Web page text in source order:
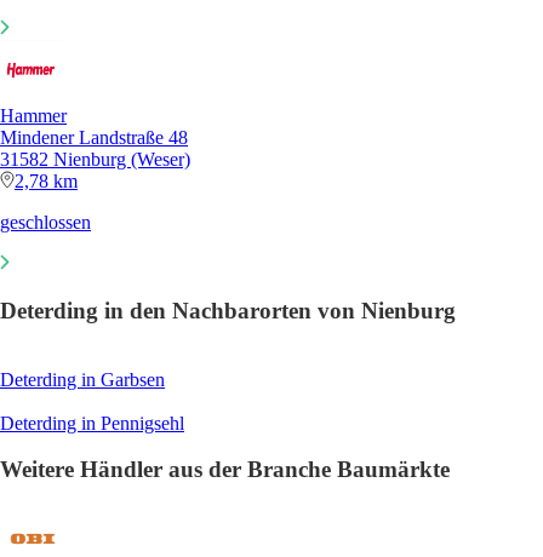
Hammer
Mindener Landstraße 48
31582 Nienburg (Weser)
2,78 km
geschlossen
Deterding in den Nachbarorten von Nienburg
Deterding in Garbsen
Deterding in Pennigsehl
Weitere Händler aus der Branche Baumärkte